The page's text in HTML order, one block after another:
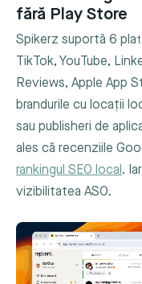
fără Play Store
Spikerz suportă 6
TikTok, YouTube,
Reviews, Apple App
brandurile cu locații
sau publisheri de
ales că recenziile
rankingul SEO local.
vizibilitatea ASO.